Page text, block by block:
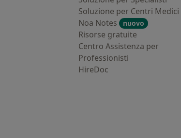
Soluzione per Centri Medici
Noa Notes
nuovo
Risorse gratuite
Centro Assistenza per
Professionisti
HireDoc